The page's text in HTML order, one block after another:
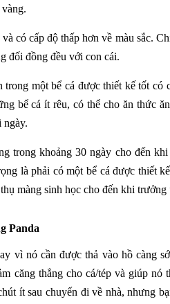
có cấp độ thấp hơn về màu sắc.
đối đồng đều với con cái.
một bể cá được thiết kế tốt có
bể cá ít rêu, có thể cho ăn thức
ngày.
trong khoảng 30 ngày cho đến
là phải có một bể cá được thiết
màng sinh học cho đến khi trưởng
Panda
vì nó cần được thả vào hồ càng
căng thẳng cho cá/tép và giúp nó
ít sau chuyến đi về nhà, nhưng